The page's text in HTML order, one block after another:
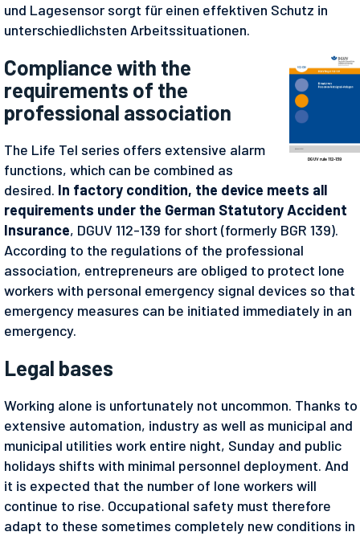
und Lagesensor sorgt für einen effektiven Schutz in
unterschiedlichsten Arbeitssituationen.
DGUV rule 112-139
Compliance with the
requirements of the
professional association
The Life Tel series offers extensive alarm
functions, which can be combined as
desired. In factory condition, the device meets all
requirements under the German Statutory Accident
Insurance, DGUV 112-139 for short (formerly BGR 139).
According to the regulations of the professional
association, entrepreneurs are obliged to protect lone
workers with personal emergency signal devices so that
emergency measures can be initiated immediately in an
emergency.
Legal bases
Working alone is unfortunately not uncommon. Thanks to
extensive automation, industry as well as municipal and
municipal utilities work entire night, Sunday and public
holidays shifts with minimal personnel deployment. And
it is expected that the number of lone workers will
continue to rise. Occupational safety must therefore
adapt to these sometimes completely new conditions in